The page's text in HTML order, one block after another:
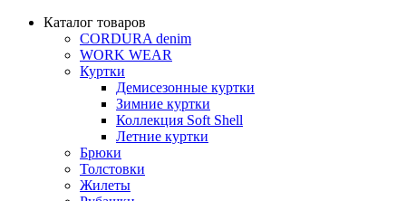
Каталог товаров
CORDURA denim
WORK WEAR
Куртки
Демисезонные куртки
Зимние куртки
Коллекция Soft Shell
Летние куртки
Брюки
Толстовки
Жилеты